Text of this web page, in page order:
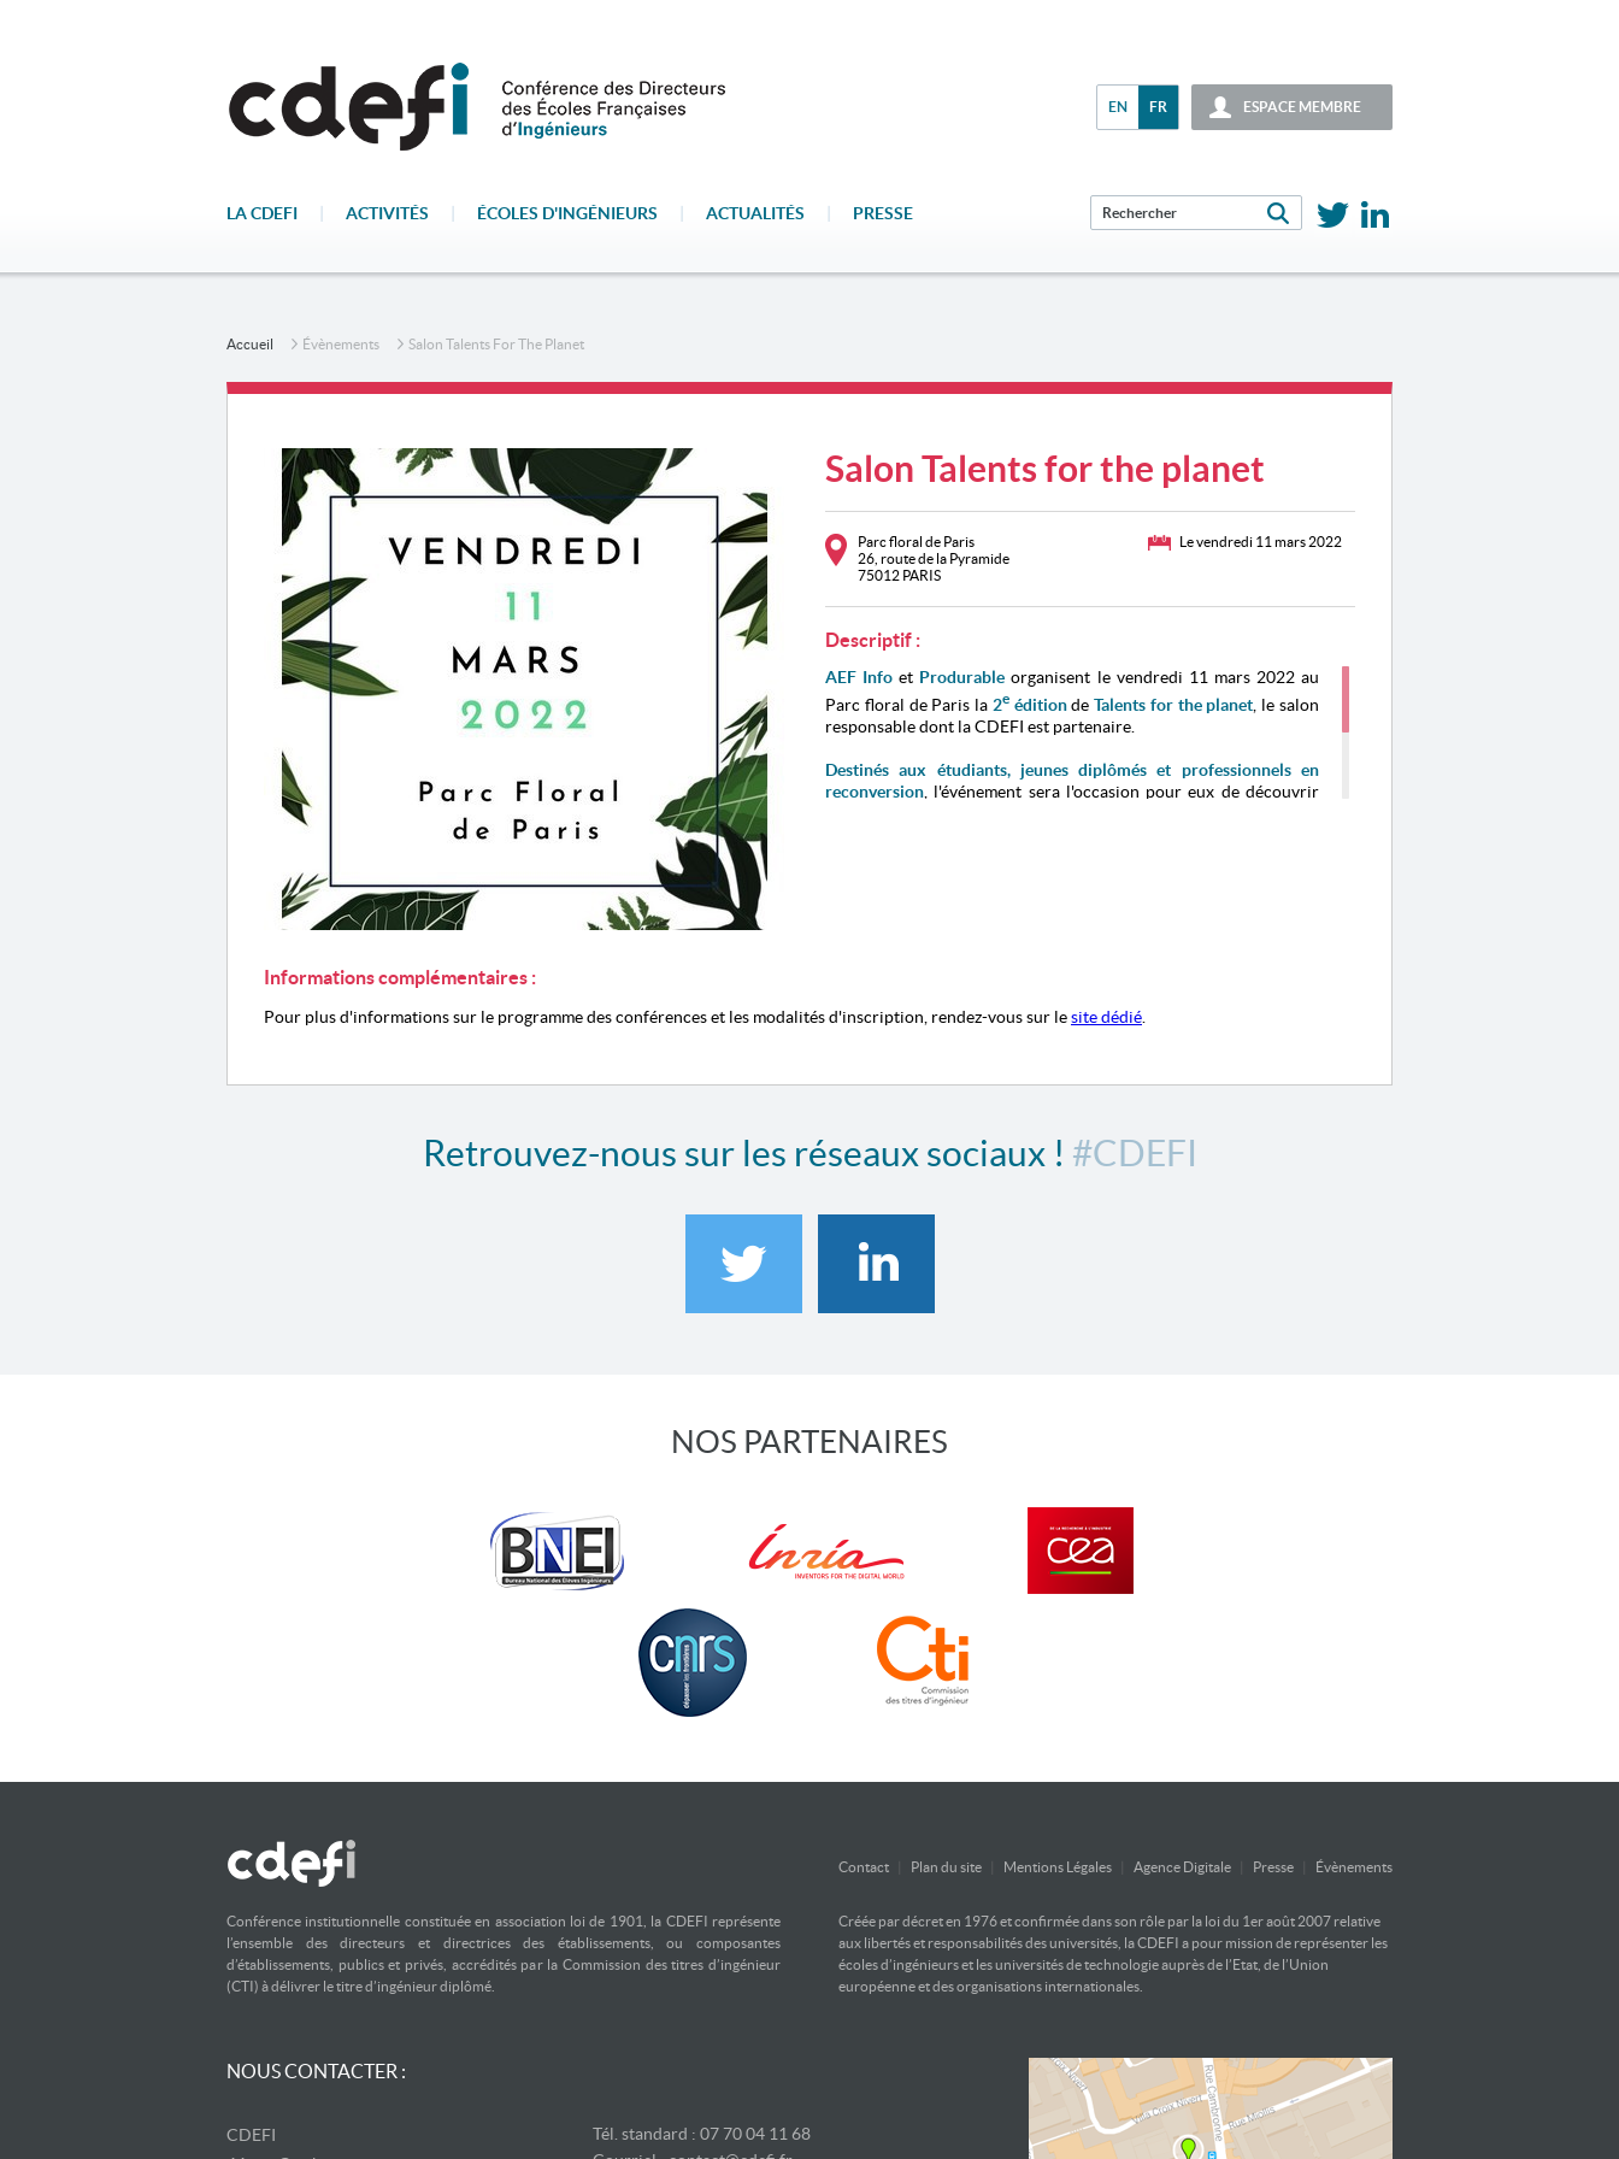
ESPACE MEMBRE
EN FR
LA CDEFI ACTIVITÉS ÉCOLES D'INGÉNIEURS ACTUALITÉS PRESSE
Accueil Évènements Salon Talents For The Planet
Salon Talents for the planet
Parc floral de Paris
26, route de la Pyramide
75012 PARIS
Le vendredi 11 mars 2022
Descriptif :
AEF Info et Produrable organisent le vendredi 11 mars 2022 au
Parc floral de Paris la 2eéditionde Talents for the planet le salon
responsable dont la CDEFI est partenaire
Destinés aux étudiants, jeunes diplômés et professionnels en
reconversion , l'événement sera l'occasion pour eux de découvrir
Informations complémentaires :
Pour plus d'informations sur le programme des conférences et les modalités d'inscription, rendez-vous sur lesite dédié
Retrouvez-nous sur les réseaux sociaux ! #CDEFI
NOS PARTENAIRES
Contact Plan du site Mentions Légales Agence Digitale Presse Évènements
Conférence institutionnelle constituée en association loi de 1901, la CDEFI représente
l’ensemble des directeurs et directrices des établissements, ou composantes
d’établissements, publics et privés, accrédités par la Commission des titres d’ingénieur
(CTI) à délivrer le titre d’ingénieur diplômé.
Créée par décret en 1976 et confirmée dans son rôle par la loi du 1er août 2007 relative
aux libertés et responsabilités des universités, la CDEFI a pour mission de représenter les
écoles d’ingénieurs et les universités de technologie auprès de l’Etat, de l’Union
européenne et des organisations internationales.
NOUS CONTACTER :
CDEFI
Tél. standard : 07 70 04 11 68